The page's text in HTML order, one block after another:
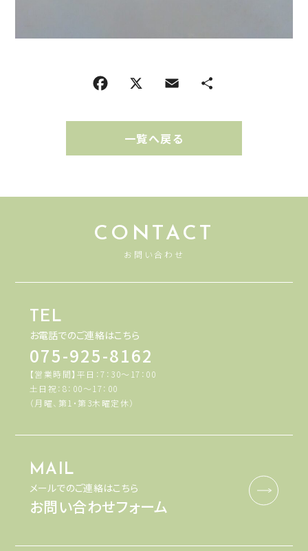
一覧へ戻る
CONTACT
お問い合わせ
TEL
お電話でのご連絡はこちら
075-925-8162
【営業時間】平日：7：30～17：00
土日祝：8：00～17：00
（月曜、第1・第3木曜定休）
MAIL
メールでのご連絡はこちら
お問い合わせフォーム